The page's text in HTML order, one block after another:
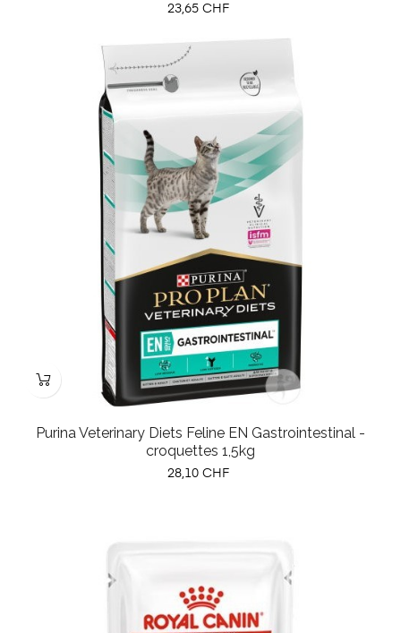
Prix
23,65 CHF
Purina Veterinary Diets Feline EN Gastrointestinal -
croquettes 1,5kg
Prix
28,10 CHF